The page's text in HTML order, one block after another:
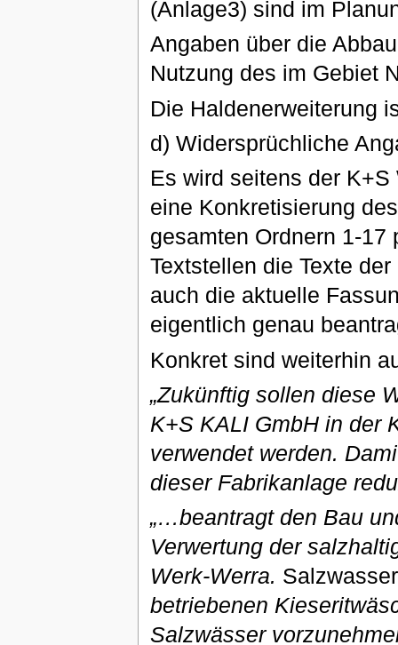
(Anlage3) sind im
Angaben über die
Nutzung des im Gebiet
Die Haldenerweiterung
d) Widersprüchliche
Es wird seitens der
eine Konkretisierung
gesamten Ordnern 1-
Textstellen die Texte
auch die aktuelle
eigentlich genau
Konkret sind weiterhin
„Zukünftig sollen diese
K+S KALI GmbH in der
verwendet werden.
dieser Fabrikanlage
„…beantragt den Bau
Verwertung der
Werk-Werra.
betriebenen
Salzwässer